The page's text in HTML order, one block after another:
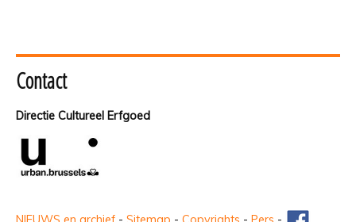
Contact
Directie Cultureel Erfgoed